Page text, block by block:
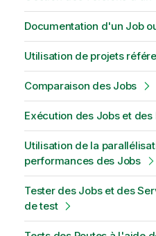
Documentation d'un Job
Utilisation de projets
Comparaison des Jobs
Exécution des Jobs et des
Utilisation de la
performances des Jobs
Tester des Jobs et des
de test